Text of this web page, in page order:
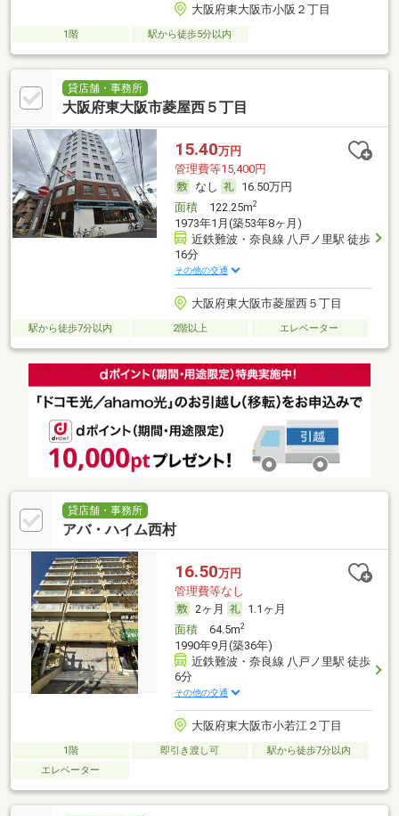
大阪府東大阪市小阪２丁目
1階 駅から徒歩5分以内
貸店舗・事務所
大阪府東大阪市菱屋西５丁目
15.40万円
管理費等15,400円
なし
16.50万円
面積122.25m2
1973年1月(築53年8ヶ月)
近鉄難波・奈良線 八戸ノ里駅 徒歩
16分
その他の交通
大阪府東大阪市菱屋西５丁目
駅から徒歩7分以内 2階以上 エレベーター
貸店舗・事務所
アバ・ハイム西村
16.50万円
管理費等なし
2ヶ月
1.1ヶ月
面積64.5m2
1990年9月(築36年)
近鉄難波・奈良線 八戸ノ里駅 徒歩
6分
その他の交通
大阪府東大阪市小若江２丁目
1階 即引き渡し可
駅から徒歩7分以内
エレベーター